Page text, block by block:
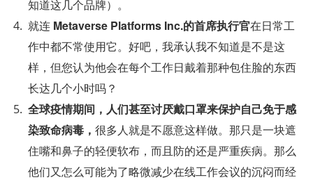
就连 Metaverse Platforms Inc.的首席执行官在日常工
作中都不常使用它。好吧，我承认我不知道是不是这
样，但您认为他会在每个工作日戴着那种包住脸的东西
长达几个小时吗？
全球疫情期间，人们甚至讨厌戴口罩来保护自己免于感
染致命病毒， 很多人就是不愿意这样做。那只是一块遮
住嘴和鼻子的轻便软布，而且防的还是严重疾病。那么
他们又怎么可能为了略微减少在线工作会议的沉闷而经